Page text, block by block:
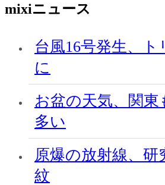
mixiニュース
台風16号発生、ト
に
お盆の天気、関東
多い
原爆の放射線、研
紋